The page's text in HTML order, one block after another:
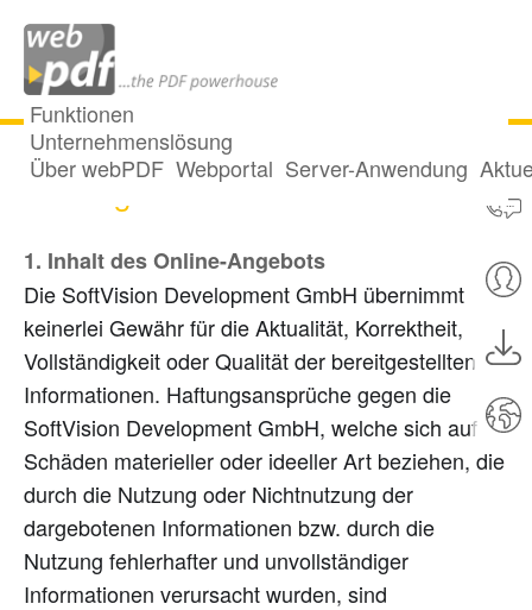
Funktionen
Unternehmenslösung
Über webPDF Webportal Server-Anwendung
Haftungsausschluss
1. Inhalt des Online-Angebots
Die SoftVision Development GmbH übernimmt
keinerlei Gewähr für die Aktualität, Korrektheit,
Vollständigkeit oder Qualität der bereitgestellten
Informationen. Haftungsansprüche gegen die
SoftVision Development GmbH, welche sich auf
Schäden materieller oder ideeller Art beziehen, die
durch die Nutzung oder Nichtnutzung der
dargebotenen Informationen bzw. durch die
Nutzung fehlerhafter und unvollständiger
Informationen verursacht wurden, sind